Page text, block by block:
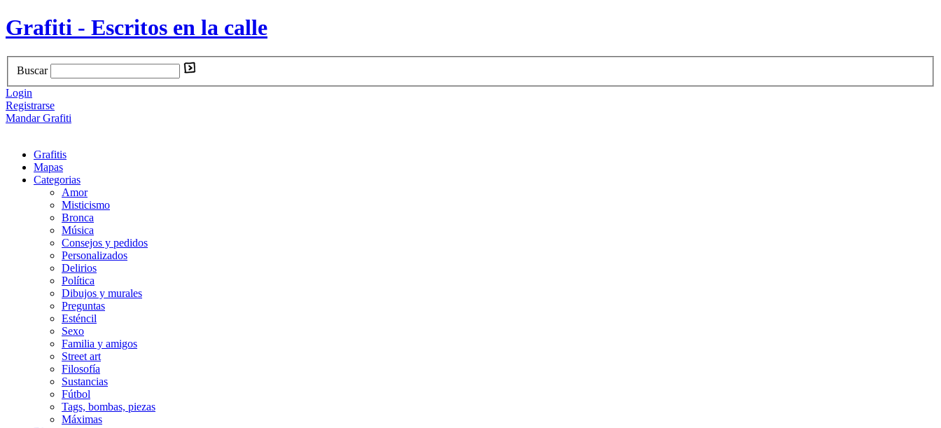
Grafiti - Escritos en la calle
Buscar
Login
Registrarse
Mandar Grafiti
Grafitis
Mapas
Categorias
Amor
Misticismo
Bronca
Música
Consejos y pedidos
Personalizados
Delirios
Política
Dibujos y murales
Preguntas
Esténcil
Sexo
Familia y amigos
Street art
Filosofía
Sustancias
Fútbol
Tags, bombas, piezas
Máximas